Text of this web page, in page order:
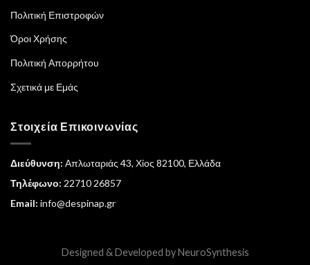
Πολιτική Επιστροφών
Όροι Χρήσης
Πολιτική Απορρήτου
Σχετικά με Εμάς
Στοιχεία Επικοινωνίας
Διεύθυνση: Απλωταριάς 43, Χίος 82100, Ελλάδα
Τηλέφωνο: 22710 26857
Email: info@despinap.gr
Designed & Developed byNeuroSynthesis